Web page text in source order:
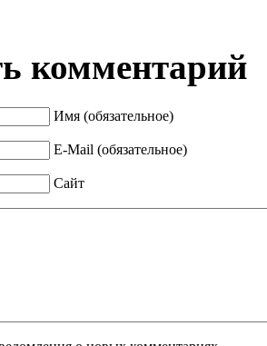
комментарий
Имя (обязательное)
E-Mail (обязательное)
Сайт